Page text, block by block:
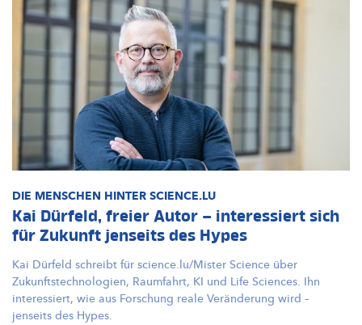
DIE MENSCHEN HINTER SCIENCE.LU
Kai Dürfeld, freier Autor – interessiert sich
für Zukunft jenseits des Hypes
Kai Dürfeld schreibt für science.lu/Mister Science über
Zukunftstechnologien, Raumfahrt, KI und Life Sciences. Ihn
interessiert, wie aus Forschung reale Veränderung wird –
jenseits des Hypes.